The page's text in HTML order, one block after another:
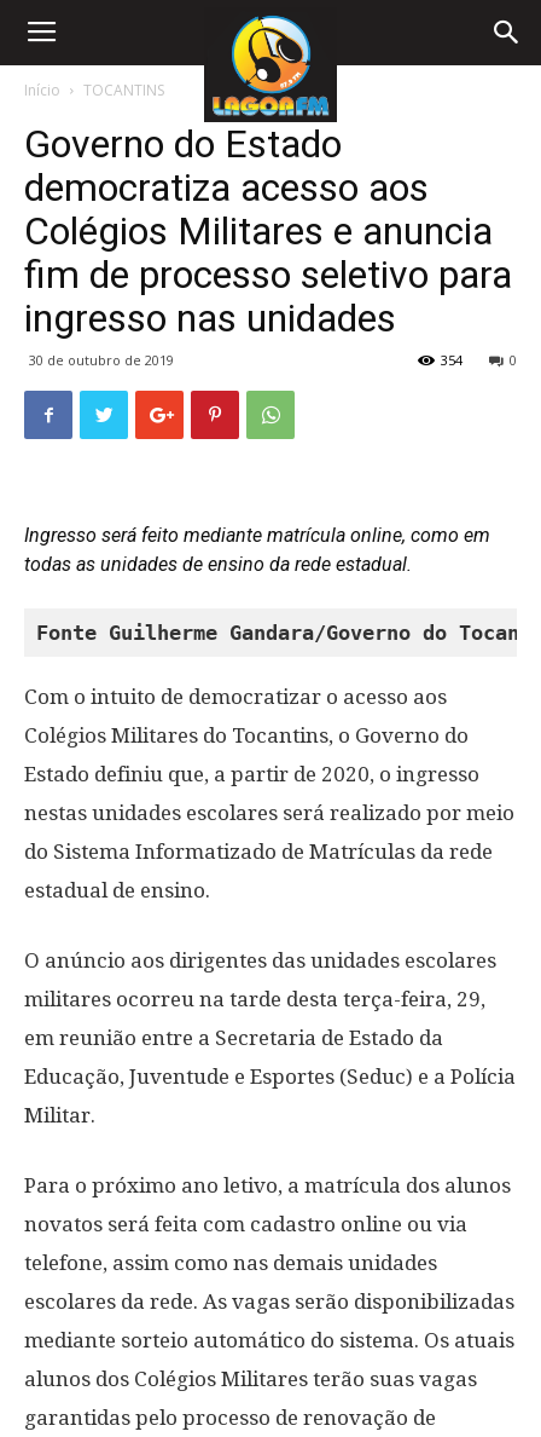
Início TOCANTINS
Governo do Estado
democratiza acesso aos
Colégios Militares e anuncia
fim de processo seletivo para
ingresso nas unidades
30 de outubro de 2019 0
354
Ingresso será feito mediante matrícula online, como em
todas as unidades de ensino da rede estadual.
Fonte Guilherme Gandara/Governo do
Com o intuito de democratizar o acesso aos
Colégios Militares do Tocantins, o Governo do
Estado definiu que, a partir de 2020, o ingresso
nestas unidades escolares será realizado por meio
do Sistema Informatizado de Matrículas da rede
estadual de ensino.
O anúncio aos dirigentes das unidades escolares
militares ocorreu na tarde desta terça-feira, 29,
em reunião entre a Secretaria de Estado da
Educação, Juventude e Esportes (Seduc) e a Polícia
Militar.
Para o próximo ano letivo, a matrícula dos alunos
novatos será feita com cadastro online ou via
telefone, assim como nas demais unidades
escolares da rede. As vagas serão disponibilizadas
mediante sorteio automático do sistema. Os atuais
alunos dos Colégios Militares terão suas vagas
garantidas pelo processo de renovação de